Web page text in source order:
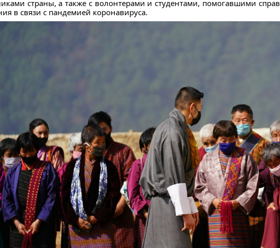
страны, а также с волонтерами и студентами, помогавшими
в связи с пандемией коронавируса.